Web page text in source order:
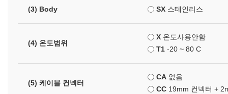
(3) Body SX 스테인리스
(4) 온도범위
X 온도사용안함
T1 -20 ~ 80 C
(5) 케이블 컨넥터
CA 없음
CC 19mm 컨넥터 +